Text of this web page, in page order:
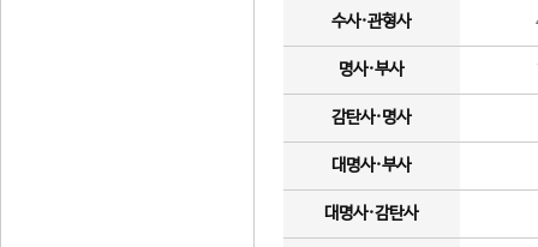
수사·관형사
명사·부사
감탄사·명사
대명사·부사
대명사·감탄사